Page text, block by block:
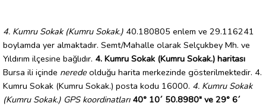
4. Kumru Sokak (Kumru Sokak.) 40.180805 enlem ve 29.116241
boylamda yer almaktadır. Semt/Mahalle olarak Selçukbey Mh. ve
Yıldırım ilçesine bağlıdır. 4. Kumru Sokak (Kumru Sokak.) haritası
Bursa ili içinde nerede olduğu harita merkezinde gösterilmektedir. 4.
Kumru Sokak (Kumru Sokak.) posta kodu 16000. 4. Kumru Sokak
(Kumru Sokak.) GPS koordinatları 40° 10´ 50.8980" ve 29° 6´